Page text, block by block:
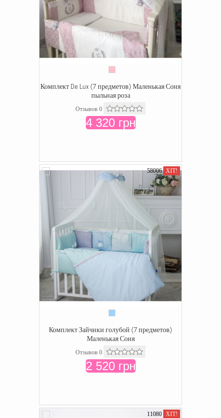
Комплект De Lux (7 предметов) Маленькая Соня
пыльная роза
Отзывов 0
4 320 грн
58006 ХІТ!
Комплект Зайчики голубой (7 предметов)
Маленькая Соня
Отзывов 0
2 520 грн
11080 ХІТ!